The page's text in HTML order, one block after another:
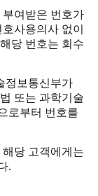
여받은 번호가
사용의사 없이
당 번호는 회수
정보통신부가
또는 과학기술
로부터 번호를
당 고객에게는
.